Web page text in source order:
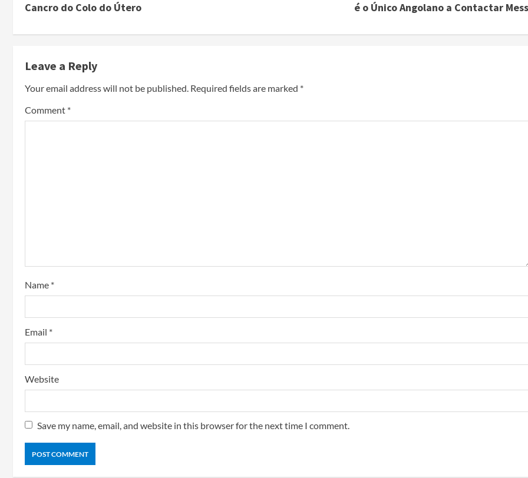
Cancro do Colo do Útero
é o Único Angolano a Contactar
Leave a Reply
Your email address will not be published. Required fields are marked *
Comment *
Name *
Email *
Website
Save my name, email, and website in this browser for the next time I comment.